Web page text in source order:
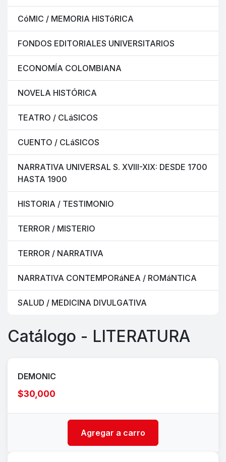
CóMIC / MEMORIA HISTóRICA
FONDOS EDITORIALES UNIVERSITARIOS
ECONOMÍA COLOMBIANA
NOVELA HISTÓRICA
TEATRO / CLáSICOS
CUENTO / CLáSICOS
NARRATIVA UNIVERSAL S. XVIII-XIX: DESDE 1700
HASTA 1900
HISTORIA / TESTIMONIO
TERROR / MISTERIO
TERROR / NARRATIVA
NARRATIVA CONTEMPORáNEA / ROMáNTICA
SALUD / MEDICINA DIVULGATIVA
Catálogo - LITERATURA
DEMONIC
$30,000
Agregar a carro